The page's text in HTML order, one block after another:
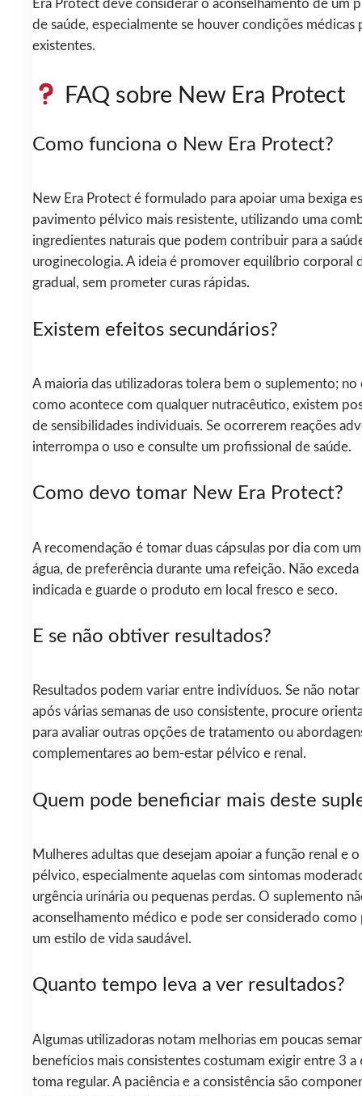
Era Protect deve considerar o aconselhamento de um
de saúde, especialmente se houver condições médicas
existentes.
FAQ sobre New Era Protect
Como funciona o New Era Protect?
New Era Protect é formulado para apoiar uma bexiga
pavimento pélvico mais resistente, utilizando uma
ingredientes naturais que podem contribuir para a
uroginecologia. A ideia é promover equilíbrio corporal
gradual, sem prometer curas rápidas.
Existem efeitos secundários?
A maioria das utilizadoras tolera bem o suplemento; no
como acontece com qualquer nutracêutico, existem
de sensibilidades individuais. Se ocorrerem reações
interrompa o uso e consulte um profissional de saúde.
Como devo tomar New Era Protect?
A recomendação é tomar duas cápsulas por dia com
água, de preferência durante uma refeição. Não exceda
indicada e guarde o produto em local fresco e seco.
E se não obtiver resultados?
Resultados podem variar entre indivíduos. Se não
após várias semanas de uso consistente, procure
para avaliar outras opções de tratamento ou
complementares ao bem-estar pélvico e renal.
Quem pode beneficiar mais deste
Mulheres adultas que desejam apoiar a função renal e
pélvico, especialmente aquelas com sintomas
urgência urinária ou pequenas perdas. O suplemento
aconselhamento médico e pode ser considerado como
um estilo de vida saudável.
Quanto tempo leva a ver resultados?
Algumas utilizadoras notam melhorias em poucas
benefícios mais consistentes costumam exigir entre 3 a
toma regular. A paciência e a consistência são